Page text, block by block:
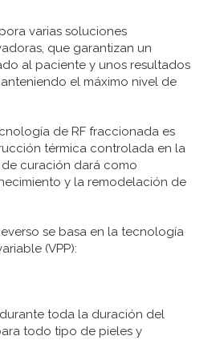
varias soluciones
que garantizan un
al paciente y unos resultados
el máximo nivel de
de RF fraccionada es
térmica controlada en la
curación dará como
y la remodelación de
se basa en la tecnología
(VPP):
toda la duración del
todo tipo de pieles y